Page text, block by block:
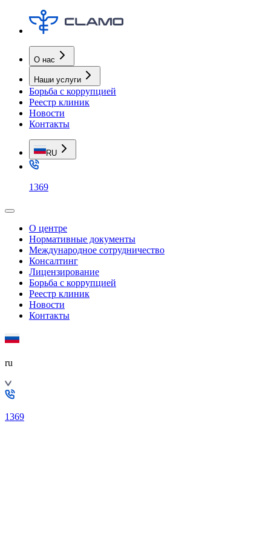
О нас
Наши услуги
Борьба с коррупцией
Реестр клиник
Новости
Контакты
RU
1369
О центре
Нормативные документы
Международное сотрудничество
Консалтинг
Лицензирование
Борьба с коррупцией
Реестр клиник
Новости
Контакты
ru
1369